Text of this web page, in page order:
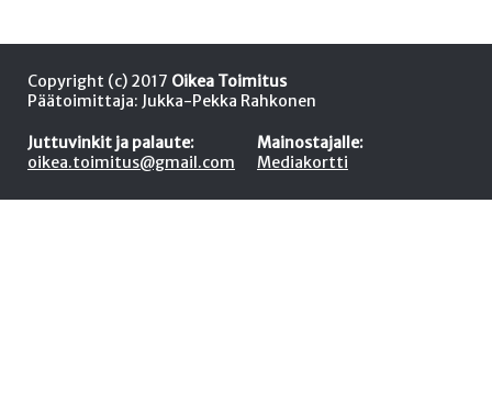
Copyright (c) 2017 Oikea Toimitus
Päätoimittaja: Jukka-Pekka Rahkonen
Juttuvinkit ja palaute:
oikea.toimitus@gmail.com
Mainostajalle:
Mediakortti